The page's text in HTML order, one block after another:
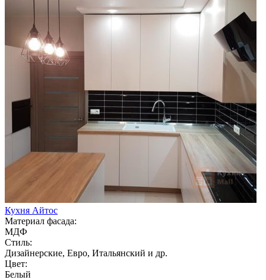
Кухня Айтос
Материал фасада:
МДФ
Стиль:
Дизайнерские, Евро, Итальянский и др.
Цвет:
Белый